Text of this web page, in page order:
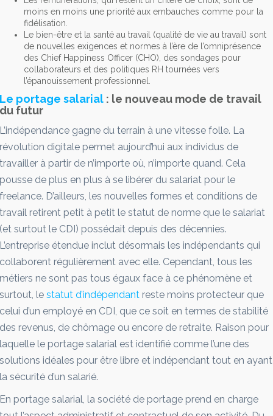
moins en moins une priorité aux embauches comme pour la
fidélisation.
Le bien-être et la santé au travail (qualité de vie au travail) sont
de nouvelles exigences et normes à l’ère de l’omniprésence
des Chief Happiness Officer (CHO), des sondages pour
collaborateurs et des politiques RH tournées vers
l’épanouissement professionnel.
Le portage salarial : le nouveau mode de travail
du futur
L’indépendance gagne du terrain à une vitesse folle. La
révolution digitale permet aujourd’hui aux individus de
travailler à partir de n’importe où, n’importe quand. Cela
pousse de plus en plus à se libérer du salariat pour le
freelance. D’ailleurs, les nouvelles formes et conditions de
travail retirent petit à petit le statut de norme que le salariat
(et surtout le CDI) possédait depuis des décennies.
L’entreprise étendue inclut désormais les indépendants qui
collaborent régulièrement avec elle. Cependant, tous les
métiers ne sont pas tous égaux face à ce phénomène et
surtout, le statut d’indépendant reste moins protecteur que
celui d’un employé en CDI, que ce soit en termes de stabilité
des revenus, de chômage ou encore de retraite. Raison pour
laquelle le portage salarial est identifié comme l’une des
solutions idéales pour être libre et indépendant tout en ayant
la sécurité d’un salarié.
En portage salarial, la société de portage prend en charge